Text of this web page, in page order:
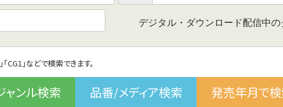
デジタル・ダウンロード配信中
CG1」などで検索できます。
ャンル検索 品番/メディア検索 発売年月で